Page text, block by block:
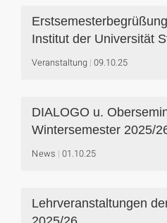
Institut der Universität
Veranstaltung 09.10.25
DIALOGO u.
Wintersemester 2025/
News 01.10.25
Lehrveranstaltungen